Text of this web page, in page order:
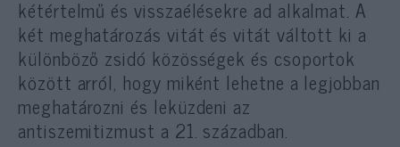
kétértelmű és visszaélésekre ad alkalmat. A
két meghatározás vitát és vitát váltott ki a
különböző zsidó közösségek és csoportok
között arról, hogy miként lehetne a legjobban
meghatározni és leküzdeni az
antiszemitizmust a 21. században.